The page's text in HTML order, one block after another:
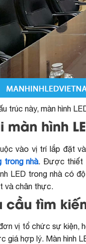
trúc này, màn hình
màn hình
vào vị trí lắp đặt
trong nhà . Được thiết
LED trong nhà có
và chân thực.
cầu tìm
vị tổ chức sự kiện,
giá hợp lý. Màn hình